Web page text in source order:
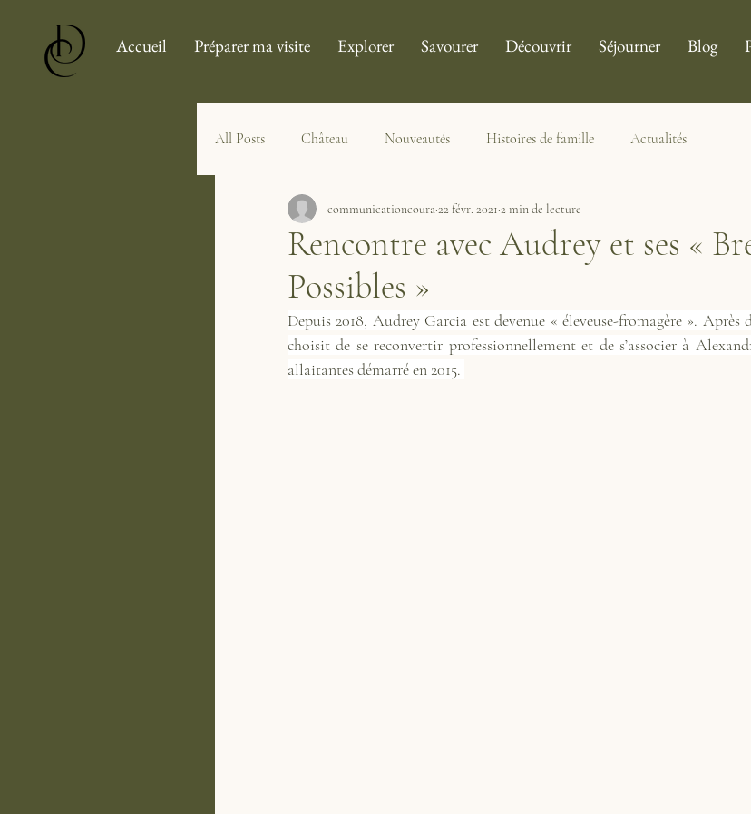
Accueil Préparer ma visite Explorer Savourer Découvrir Séjourner Blog
All Posts Château Nouveautés Histoires de famille Actualités
Rencontre avec Audrey et ses «
Possibles »
communicationcoura22 févr. 2021 2 min de lecture
Depuis 2018, Audrey Garcia est devenue « éleveuse-fromagère ». Après
choisit de se reconvertir professionnellement et de s’associer à
allaitantes démarré en 2015.